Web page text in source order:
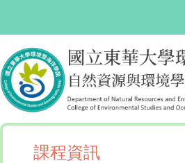
要
內
容
區
課程資訊